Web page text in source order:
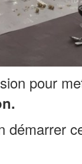
pour
démarrer